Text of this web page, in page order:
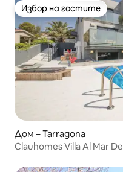
Избор на гостите
Избор на гостите
Дом – Tarragona
Clauhomes Villa Al Mar